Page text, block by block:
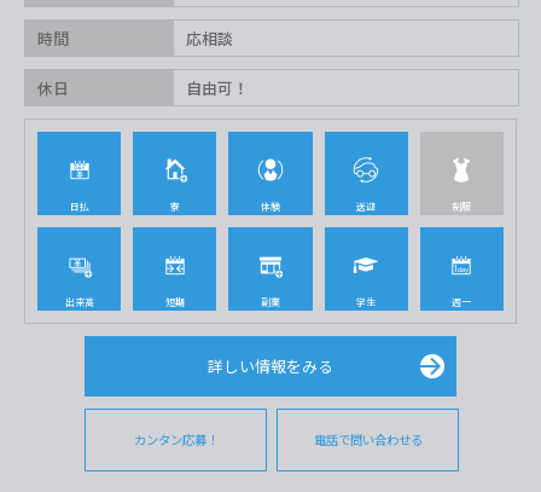
時間 応相談
休日 自由可！
日払 寮 体験 送迎 制服
出来高 短期 副業 学生 週一
詳しい情報をみる
カンタン応募！ 電話で問い合わせる